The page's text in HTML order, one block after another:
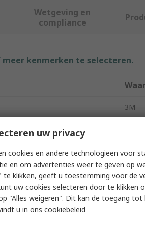
Wetgeving en
compliance
kenmerken te selecteren.
3M
White
20m
uw privacy
cookies en andere technologieën voor
en om advertenties weer te geven op
te klikken, geeft u toestemming voor de
uw cookies selecteren door te klikken
"Alles weigeren". Dit kan de toegang tot
u in ons cookiebeleid